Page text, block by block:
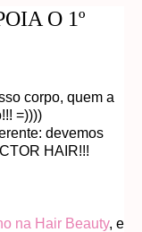
O 1º
corpo, quem a
=))))
devemos
HAIR!!!
na Hair Beauty, e